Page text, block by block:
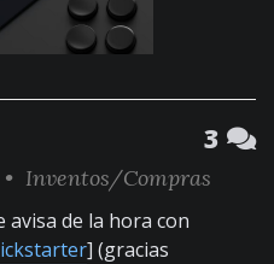
3
Inventos/Compras
avisa de la hora con
] (gracias